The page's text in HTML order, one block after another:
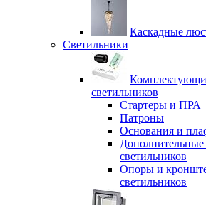
Каскадные
Светильники
светильников
Стартеры и ПРА
Патроны
Основания и
светильников
Опоры и
светильников